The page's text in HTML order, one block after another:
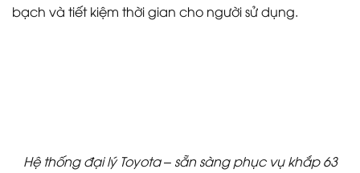
bạch và tiết kiệm thời gian cho người sử dụng.